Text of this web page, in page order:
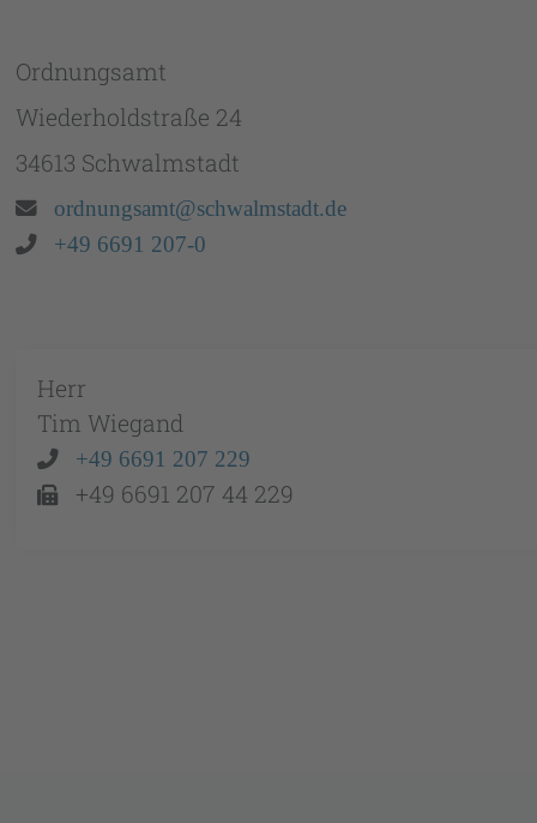
Ordnungsamt
Wiederholdstraße 24
34613 Schwalmstadt
Email:
ordnungsamt@schwalmstadt.de
Telefon:
+49 6691 207-0
Herr
Tim Wiegand
Telefon:
+49 6691 207 229
Telefax:
+49 6691 207 44 229